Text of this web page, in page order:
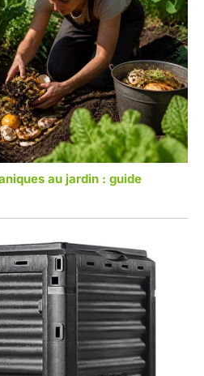
au jardin : guide